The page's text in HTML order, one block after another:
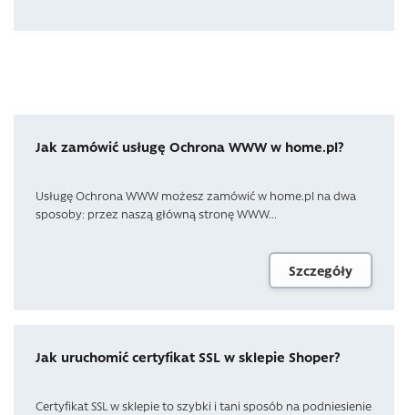
Jak zamówić usługę Ochrona WWW w home.pl?
Usługę Ochrona WWW możesz zamówić w home.pl na dwa
sposoby: przez naszą główną stronę WWW...
Szczegóły
Jak uruchomić certyfikat SSL w sklepie Shoper?
Certyfikat SSL w sklepie to szybki i tani sposób na podniesienie